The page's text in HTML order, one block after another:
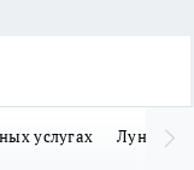
услугах Лунно-